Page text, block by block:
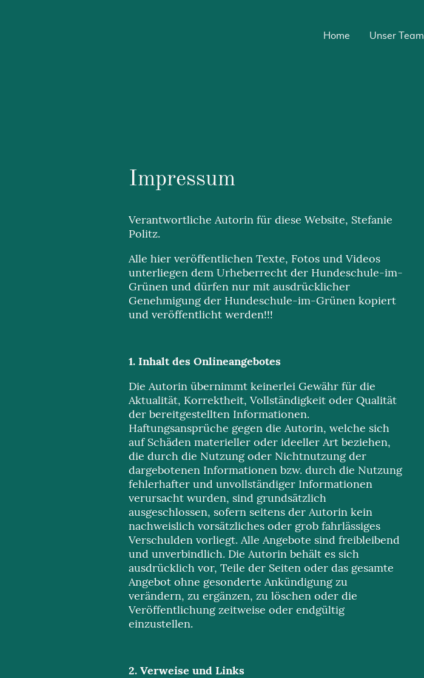
Home Unser Team
Impressum
Verantwortliche Autorin für diese Website, Stefanie
Politz.
Alle hier veröffentlichen Texte, Fotos und Videos
unterliegen dem Urheberrecht der Hundeschule-im-
Grünen und dürfen nur mit ausdrücklicher
Genehmigung der Hundeschule-im-Grünen kopiert
und veröffentlicht werden!!!
1. Inhalt des Onlineangebotes
Die Autorin übernimmt keinerlei Gewähr für die
Aktualität, Korrektheit, Vollständigkeit oder Qualität
der bereitgestellten Informationen.
Haftungsansprüche gegen die Autorin, welche sich
auf Schäden materieller oder ideeller Art beziehen,
die durch die Nutzung oder Nichtnutzung der
dargebotenen Informationen bzw. durch die Nutzung
fehlerhafter und unvollständiger Informationen
verursacht wurden, sind grundsätzlich
ausgeschlossen, sofern seitens der Autorin kein
nachweislich vorsätzliches oder grob fahrlässiges
Verschulden vorliegt. Alle Angebote sind freibleibend
und unverbindlich. Die Autorin behält es sich
ausdrücklich vor, Teile der Seiten oder das gesamte
Angebot ohne gesonderte Ankündigung zu
verändern, zu ergänzen, zu löschen oder die
Veröffentlichung zeitweise oder endgültig
einzustellen.
2. Verweise und Links